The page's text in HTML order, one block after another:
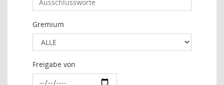
Gremium
Freigabe von